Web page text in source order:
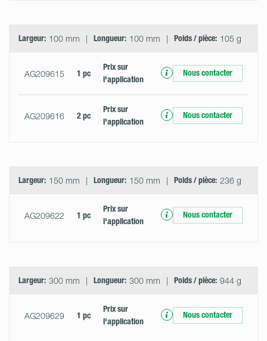
Largeur: 100 mm Longueur: 100 mm Poids / pièce: 105 g
AG209615 1 pc
Prix ​​sur
l'application
Nous contacter
AG209616 2 pc
Prix ​​sur
l'application
Nous contacter
Largeur: 150 mm Longueur: 150 mm Poids / pièce: 236 g
AG209622 1 pc
Prix ​​sur
l'application
Nous contacter
Largeur: 300 mm Longueur: 300 mm Poids / pièce: 944 g
AG209629 1 pc
Prix ​​sur
l'application
Nous contacter